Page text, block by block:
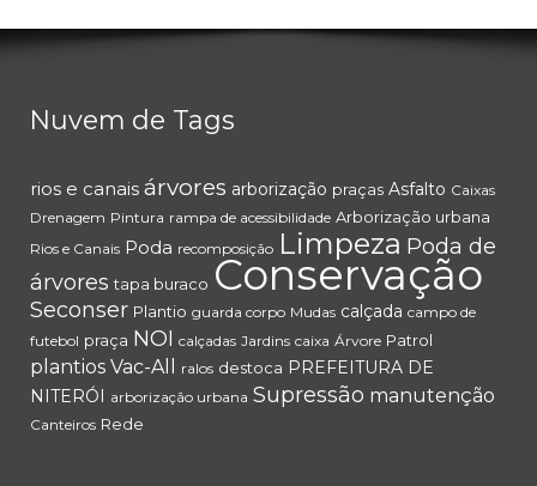
Nuvem de Tags
rios e canais árvores arborização praças Asfalto Caixas
Drenagem Pintura rampa de acessibilidade Arborização urbana
Rios e Canais Poda recomposição Limpeza Poda de
árvores tapa buraco Conservação
Seconser Plantio guarda corpo Mudas calçada campo de
futebol praça NOI calçadas Jardins caixa Árvore Patrol
plantios Vac-All ralos destoca PREFEITURA DE
NITERÓI
arborização urbana Supressão manutenção
Canteiros Rede